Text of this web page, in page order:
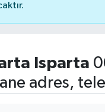
Isparta
adres,